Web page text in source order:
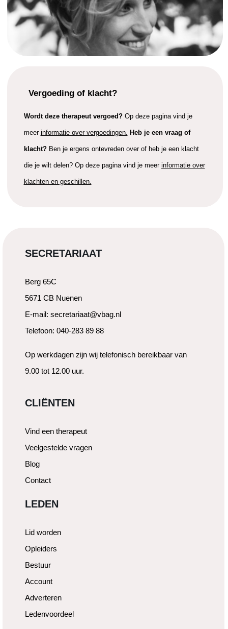
Vergoeding of klacht?
Wordt deze therapeut vergoed?Op deze pagina vind je
meer informatie over vergoedingen. Heb je een vraag of
klacht? Ben je ergens ontevreden over of heb je een klacht
die je wilt delen? Op deze pagina vind je meer informatie over
klachten en geschillen.
SECRETARIAAT
Berg 65C
5671 CB Nuenen
E-mail: secretariaat@vbag.nl
Telefoon: 040-283 89 88
Op werkdagen zijn wij telefonisch bereikbaar van
9.00 tot 12.00 uur.
CLIËNTEN
Vind een therapeut
Veelgestelde vragen
Blog
Contact
LEDEN
Lid worden
Opleiders
Bestuur
Account
Adverteren
Ledenvoordeel